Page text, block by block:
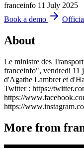
franceinfo 11 July 2025
Book a demo
About
Le ministre des
franceinfo", vendredi 11
d'Agathe Lambret et
Twitter : https://
https://
https://
More from